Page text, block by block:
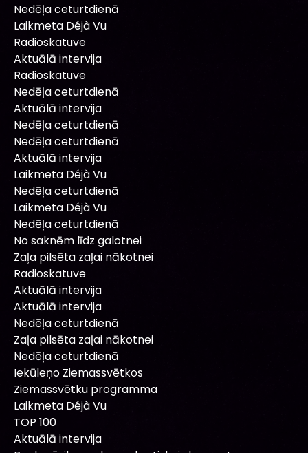
Nedēļa ceturtdienā
Laikmeta Déjà Vu
Radioskatuve
Aktuālā intervija
Radioskatuve
Nedēļa ceturtdienā
Aktuālā intervija
Nedēļa ceturtdienā
Nedēļa ceturtdienā
Aktuālā intervija
Laikmeta Déjà Vu
Nedēļa ceturtdienā
Laikmeta Déjà Vu
Nedēļa ceturtdienā
No saknēm līdz galotnei
Zaļa pilsēta zaļai nākotnei
Radioskatuve
Aktuālā intervija
Aktuālā intervija
Nedēļa ceturtdienā
Zaļa pilsēta zaļai nākotnei
Nedēļa ceturtdienā
Iekūleņo Ziemassvētkos
Ziemassvētku programma
Laikmeta Déjà Vu
TOP 100
Aktuālā intervija